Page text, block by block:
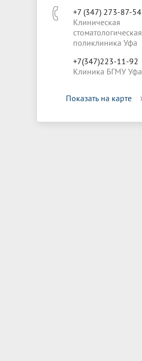
+7 (347) 273-87-54
Клиническая
стоматологическая
поликлиника Уфа
+7(347)223-11-92
Клиника БГМУ Уфа
Показать на карте